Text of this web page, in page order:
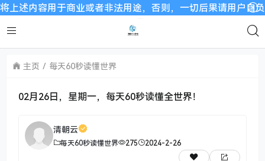
用于商业或者非法用途，否则，一切后果请用户自负。
主页 每天60秒读懂世界
02月26日，星期一，每天60秒读懂全世界！
清朝云
每天60秒读懂世界 275 2024-2-26